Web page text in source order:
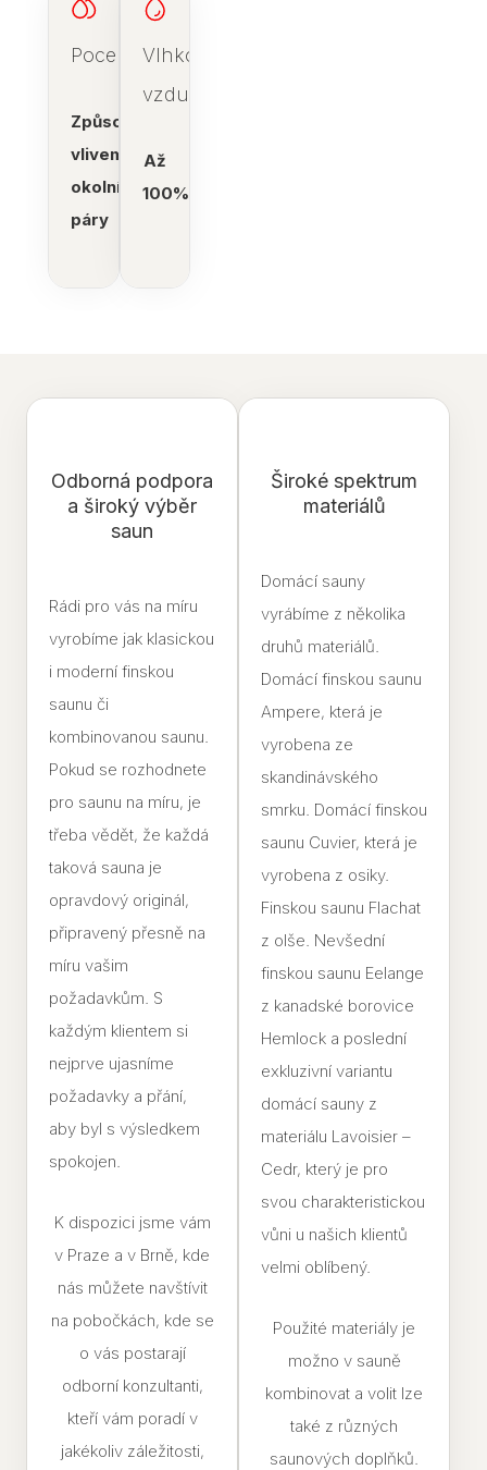
Pocení
Způsobeno
vlivem
okolní
páry
Vlhkost
vzduchu
Až
100%
Odborná podpora
a široký výběr
saun
Rádi pro vás na míru
vyrobíme jak klasickou
i moderní finskou
saunu či
kombinovanou saunu.
Pokud se rozhodnete
pro saunu na míru, je
třeba vědět, že každá
taková sauna je
opravdový originál,
připravený přesně na
míru vašim
požadavkům. S
každým klientem si
nejprve ujasníme
požadavky a přání,
aby byl s výsledkem
spokojen.
K dispozici jsme vám
v Praze a v Brně, kde
nás můžete navštívit
na pobočkách, kde se
o vás postarají
odborní konzultanti,
kteří vám poradí v
jakékoliv záležitosti,
Široké spektrum
materiálů
Domácí sauny
vyrábíme z několika
druhů materiálů.
Domácí finskou saunu
Ampere, která je
vyrobena ze
skandinávského
smrku. Domácí finskou
saunu Cuvier, která je
vyrobena z osiky.
Finskou saunu Flachat
z olše. Nevšední
finskou saunu Eelange
z kanadské borovice
Hemlock a poslední
exkluzivní variantu
domácí sauny z
materiálu Lavoisier –
Cedr, který je pro
svou charakteristickou
vůni u našich klientů
velmi oblíbený.
Použité materiály je
možno v sauně
kombinovat a volit lze
také z různých
saunových doplňků.